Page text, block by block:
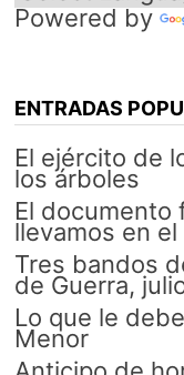
Powered by
ENTRADAS
El ejército de
los árboles
El documento
llevamos en
Tres bandos
de Guerra,
Lo que le
Menor